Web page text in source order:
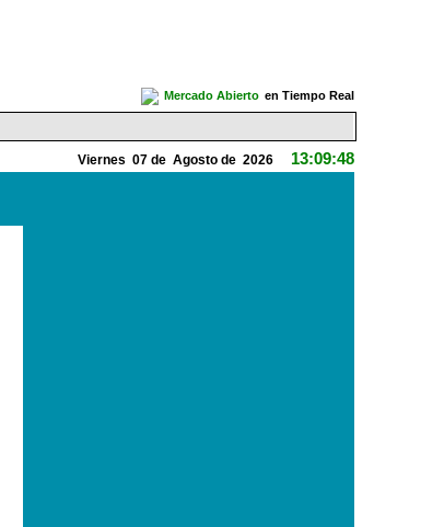
Mercado Abierto en Tiempo Real
Viernes 07 de Agosto de 2026 13:09:48